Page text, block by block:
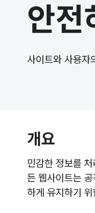
안전
사이트와 사용자
개요
민감한 정보를
든 웹사이트는
하게 유지하기